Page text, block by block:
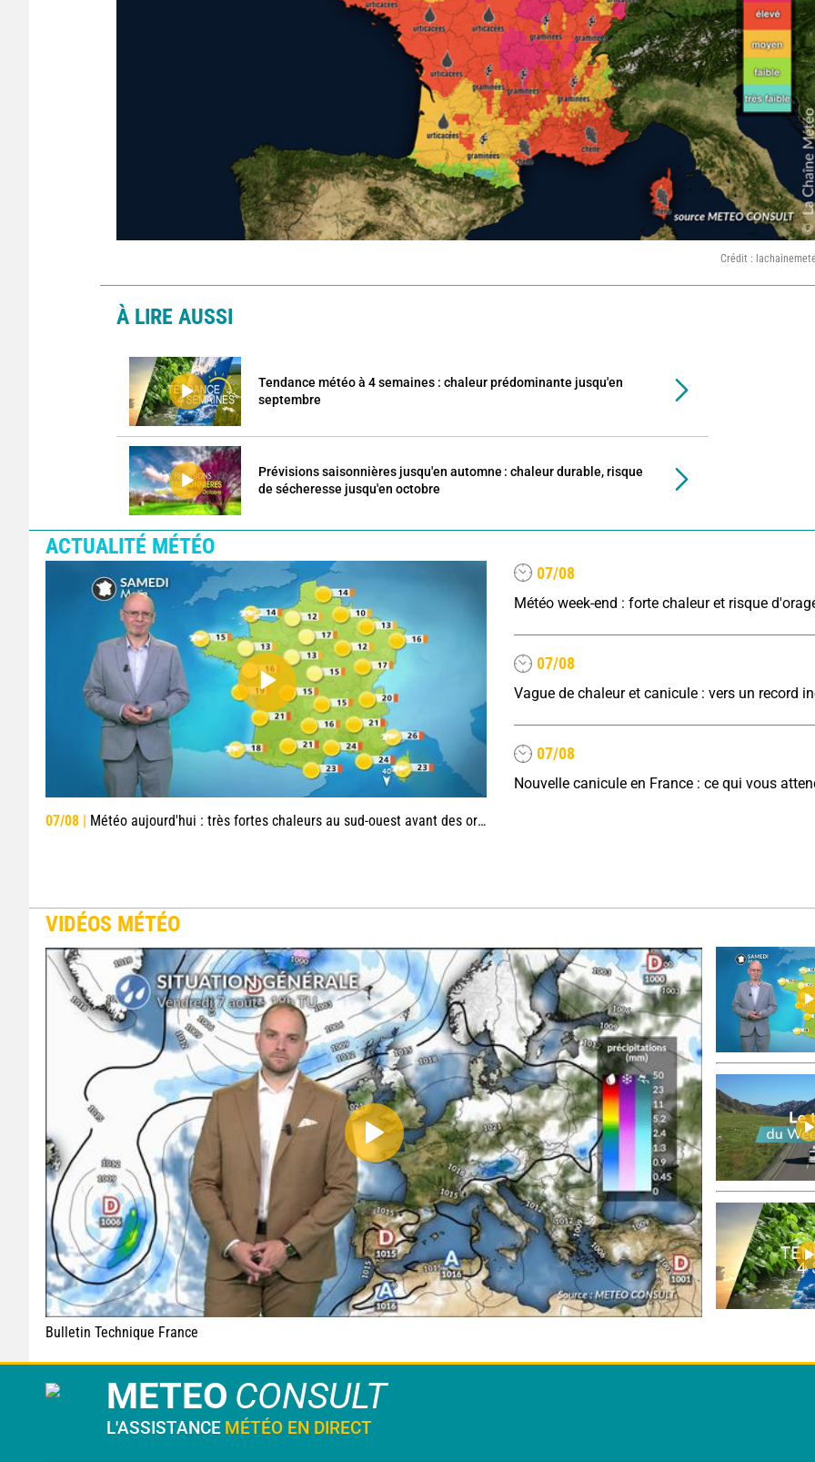
Crédit :
À LIRE AUSSI
Tendance météo à 4 semaines : chaleur prédominante jusqu'en
septembre
Prévisions saisonnières jusqu'en automne : chaleur durable, risque
de sécheresse jusqu'en octobre
ACTUALITÉ MÉTÉO
07/08 | Météo aujourd'hui : très fortes chaleurs au sud-ouest avant des orages, jusqu'à 39°C
07/08
Météo week-end : forte chaleur et risque
07/08
07/08
Nouvelle canicule en France : ce qui vous
VIDÉOS MÉTÉO
Bulletin Technique France
METEO CONSULT
L'ASSISTANCE MÉTÉO EN DIRECT